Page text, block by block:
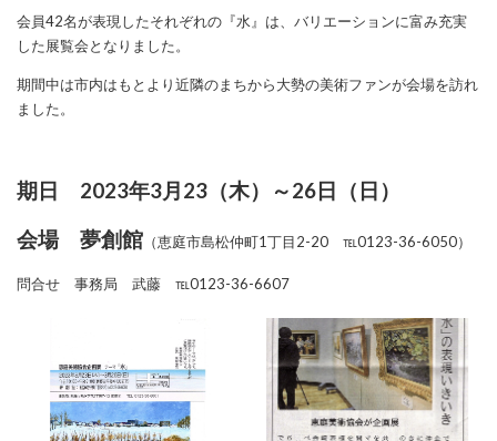
会員42名が表現したそれぞれの『水』は、バリエーションに富み充実
した展覧会となりました。
期間中は市内はもとより近隣のまちから大勢の美術ファンが会場を訪れ
ました。
期日 2023年3月23（木）～26日（日）
会場 夢創館 （恵庭市島松仲町1丁目2-20 ℡0123-36-6050）
問合せ 事務局 武藤 ℡0123-36-6607